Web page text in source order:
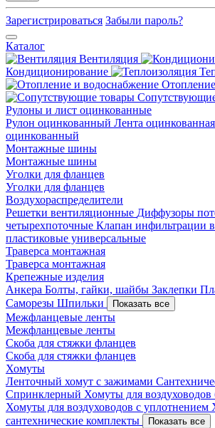
Зарегистрироваться Забыли пароль?
Каталог
Вентиляция
Кондиционирование
Рулоны и лист оцинкованные
Рулон оцинкованный Лента оцинкованная
оцинкованный
Монтажные шины
Монтажные шины
Уголки для фланцев
Уголки для фланцев
Воздухораспределители
Решетки вентиляционные Диффузоры
четырехпоточные Клапан инфильтрации
пластиковые универсальные
Траверса монтажная
Траверса монтажная
Крепежные изделия
Анкера Болты, гайки, шайбы Заклепки
Саморезы Шпильки Показать все
Межфланцевые ленты
Межфланцевые ленты
Скоба для стяжки фланцев
Скоба для стяжки фланцев
Хомуты
Ленточный хомут с зажимами
Спринклерный Хомуты для воздуховодов
Хомуты для воздуховодов с уплотнением
сантехнические комплекты
Показать все